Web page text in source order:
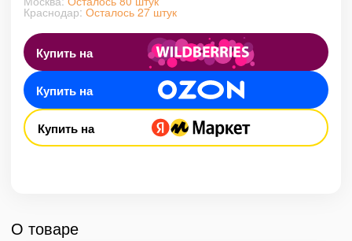
Краснодар: Осталось 27 штук
Купить на
Купить на
Купить на
О товаре